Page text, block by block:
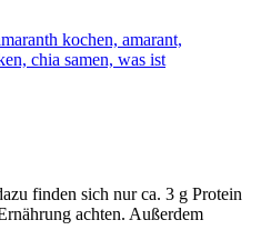
finden sich nur ca. 3 g Protein
achten. Außerdem